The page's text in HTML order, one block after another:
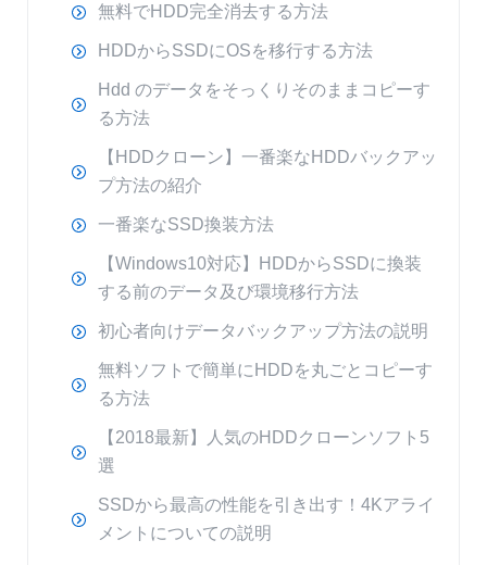
無料でHDD完全消去する方法
HDDからSSDにOSを移行する方法
Hdd のデータをそっくりそのままコピーす
る方法
【HDDクローン】一番楽なHDDバックアッ
プ方法の紹介
一番楽なSSD換装方法
【Windows10対応】HDDからSSDに換装
する前のデータ及び環境移行方法
初心者向けデータバックアップ方法の説明
無料ソフトで簡単にHDDを丸ごとコピーす
る方法
【2018最新】人気のHDDクローンソフト5
選
SSDから最高の性能を引き出す！4Kアライ
メントについての説明